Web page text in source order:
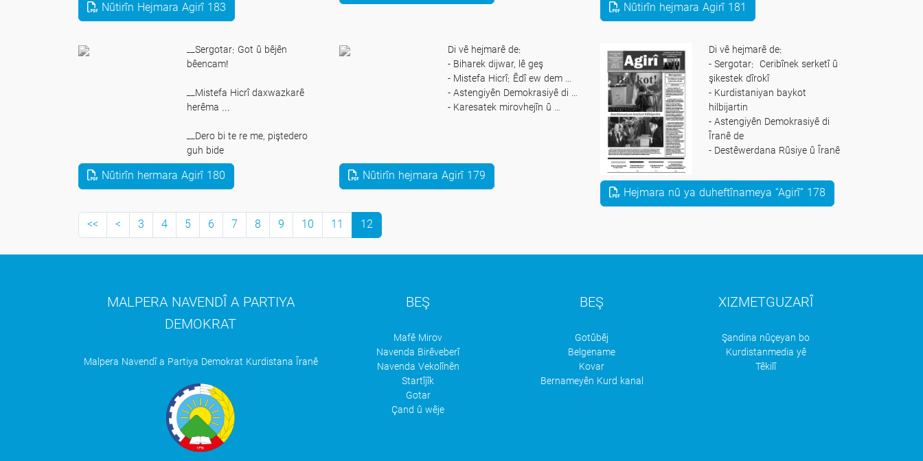
Nûtirîn Hejmara Agirî 183 Nûtirîn hejmara Agirî 181
ــSergotar: Got û bêjên
bêencam!
ــMistefa Hicrî daxwazkarê
herêma ...
ــDero bi te re me, piştedero
guh bide
ــRoja şehîdan
Nûtirîn hermara Agirî 180
Di vê hejmarê de:
- Biharek dijwar, lê geş
- Mistefa Hicrî: Êdî ew dem …
- Astengiyên Demokrasiyê di …
- Karesatek mirovhejîn û …
Nûtirîn hejmara Agirî 179
Di vê hejmarê de:
- Sergotar: Ceribînek serketî û
şikestek dîrokî
- Kurdistaniyan baykot
hilbijartin
- Astengiyên Demokrasiyê di
Îranê de
- Destêwerdana Rûsiye û Îranê
Hejmara nû ya duheftînameya “Agirî” 178
<< < 3 4 5 6 7 8 9 10 11 12
MALPERA NAVENDÎ A PARTIYA
DEMOKRAT
Malpera Navendî a Partiya Demokrat Kurdistana Îranê
BEŞ
Mafê Mirov
Navenda Birêveberî
Navenda Vekolînên
Startîjîk
Gotar
Çand û wêje
BEŞ
Gotûbêj
Belgename
Kovar
Bernameyên Kurd kanal
XIZMETGUZARÎ
Şandina nûçeyan bo
Kurdistanmedia yê
Têkilî